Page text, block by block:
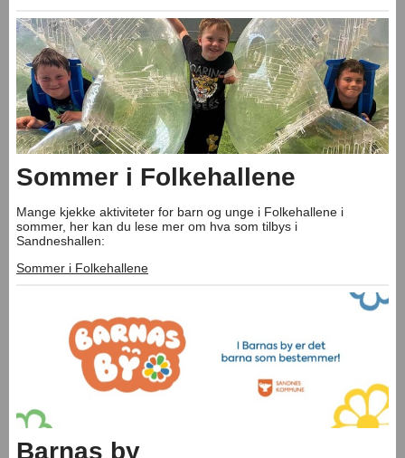
Sommer i Folkehallene
Mange kjekke aktiviteter for barn og unge i Folkehallene i
sommer, her kan du lese mer om hva som tilbys i
Sandneshallen:
Sommer i Folkehallene
Barnas by